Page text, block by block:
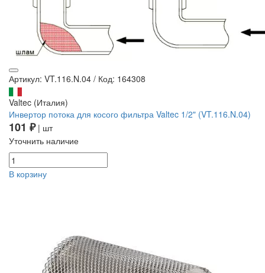
Артикул: VT.116.N.04 / Код: 164308
Valtec (Италия)
Инвертор потока для косого фильтра Valtec 1/2" (VT.116.N.04)
101 ₽| шт
Уточнить наличие
В корзину